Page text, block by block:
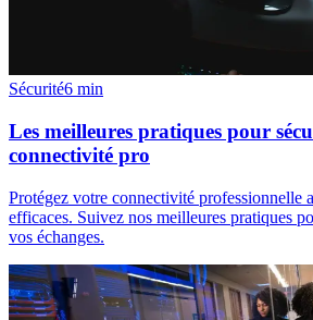
Sécurité6 min
Les meilleures pratiques pour
connectivité pro
Protégez votre connectivité professionnelle
efficaces. Suivez nos meilleures pratiques
vos échanges.